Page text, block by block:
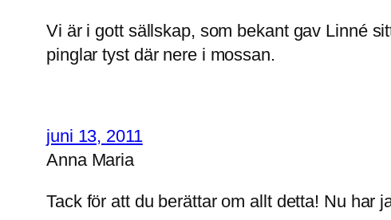
Vi är i gott sällskap, som bekant gav Linné
pinglar tyst där nere i mossan.
juni 13, 2011
Anna Maria
Tack för att du berättar om allt detta! Nu har